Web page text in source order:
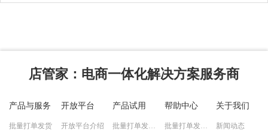
店管家 ：电商一体化解决方案服务商
产品与服务
批量打单发货
开放平台
开放平台介绍
产品试用
批量打单发货试用
帮助中心
批量打单发货教程
关于我们
新闻动态